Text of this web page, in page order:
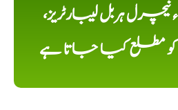
ہربل لیبارٹریز،
کو مطلع کیا جاتا ہے